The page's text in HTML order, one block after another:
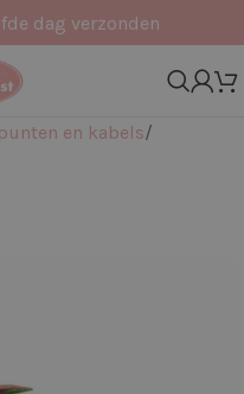
dag verzonden
en kabels